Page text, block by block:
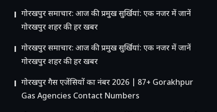
गोरखपुर समाचार: आज की प्रमुख सुर्खियां: एक नजर में जानें
गोरखपुर शहर की हर खबर
गोरखपुर समाचार: आज की प्रमुख सुर्खियां: एक नजर में जानें
गोरखपुर शहर की हर खबर
गोरखपुर गैस एजेंसियों का नंबर 2026 | 87+ Gorakhpur
Gas Agencies Contact Numbers